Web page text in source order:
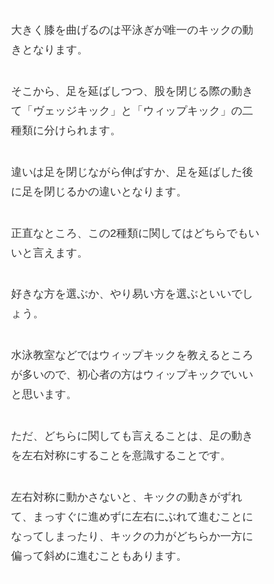
大きく膝を曲げるのは平泳ぎが唯一のキックの動
きとなります。
そこから、足を延ばしつつ、股を閉じる際の動き
て「ヴェッジキック」と「ウィップキック」の二
種類に分けられます。
違いは足を閉じながら伸ばすか、足を延ばした後
に足を閉じるかの違いとなります。
正直なところ、この2種類に関してはどちらでもい
いと言えます。
好きな方を選ぶか、やり易い方を選ぶといいでし
ょう。
水泳教室などではウィップキックを教えるところ
が多いので、初心者の方はウィップキックでいい
と思います。
ただ、どちらに関しても言えることは、足の動き
を左右対称にすることを意識することです。
左右対称に動かさないと、キックの動きがずれ
て、まっすぐに進めずに左右にぶれて進むことに
なってしまったり、キックの力がどちらか一方に
偏って斜めに進むこともあります。